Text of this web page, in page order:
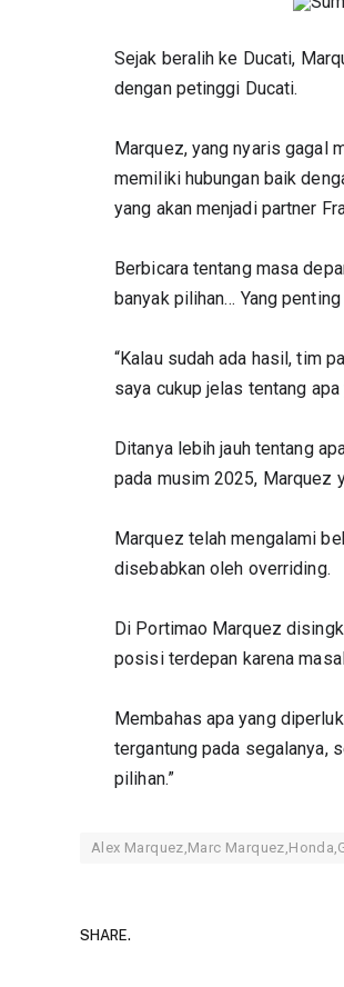
Sejak beralih ke Ducati,
dengan petinggi Ducati.
Marquez, yang nyaris gagal
memiliki hubungan baik
yang akan menjadi partner
Berbicara tentang masa
banyak pilihan… Yang
“Kalau sudah ada hasil, tim
saya cukup jelas tentang apa
Ditanya lebih jauh tentang
pada musim 2025, Marquez
Marquez telah mengalami
disebabkan oleh overriding.
Di Portimao Marquez
posisi terdepan karena
Membahas apa yang
tergantung pada segalanya,
pilihan.”
Alex Marquez,Marc
SHARE.